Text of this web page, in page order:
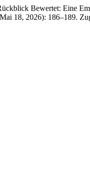
Bewertet: Eine
18, 2026): 186–189.